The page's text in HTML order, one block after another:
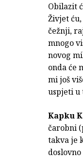
Obilazit
Živjet
čežnji,
mnogo
novog
onda će
mi još
uspjeti u
Kapku
čarobni
takva je